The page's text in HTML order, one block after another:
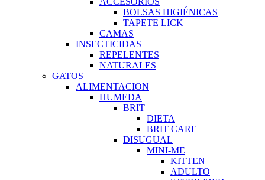
BOLSAS HIGIÉNICAS
TAPETE LICK
CAMAS
INSECTICIDAS
REPELENTES
NATURALES
GATOS
ALIMENTACION
HUMEDA
BRIT
DIETA
BRIT CARE
DISUGUAL
MINI-ME
KITTEN
ADULTO